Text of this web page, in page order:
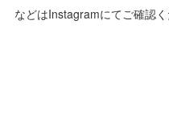
などはInstagramにてご確認く